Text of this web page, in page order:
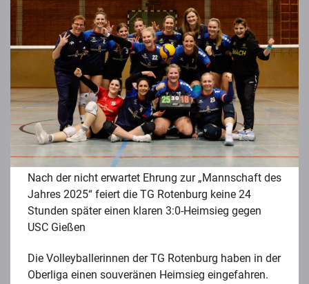
Nach der nicht erwartet Ehrung zur „Mannschaft des
Jahres 2025“ feiert die TG Rotenburg keine 24
Stunden später einen klaren 3:0-Heimsieg gegen
USC Gießen
Die Volleyballerinnen der TG Rotenburg haben in der
Oberliga einen souveränen Heimsieg eingefahren.